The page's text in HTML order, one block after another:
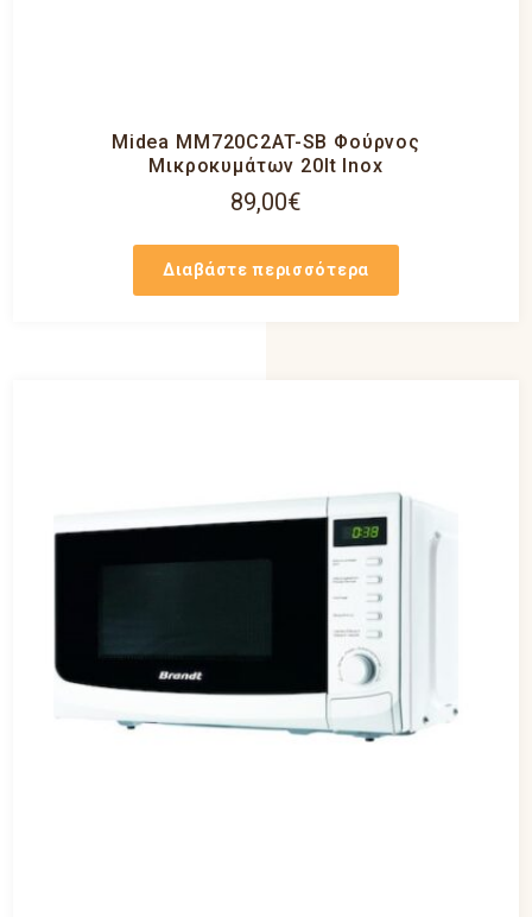
Midea MM720C2AT-SB Φούρνος
Μικροκυμάτων 20lt Inox
89,00€
Διαβάστε περισσότερα